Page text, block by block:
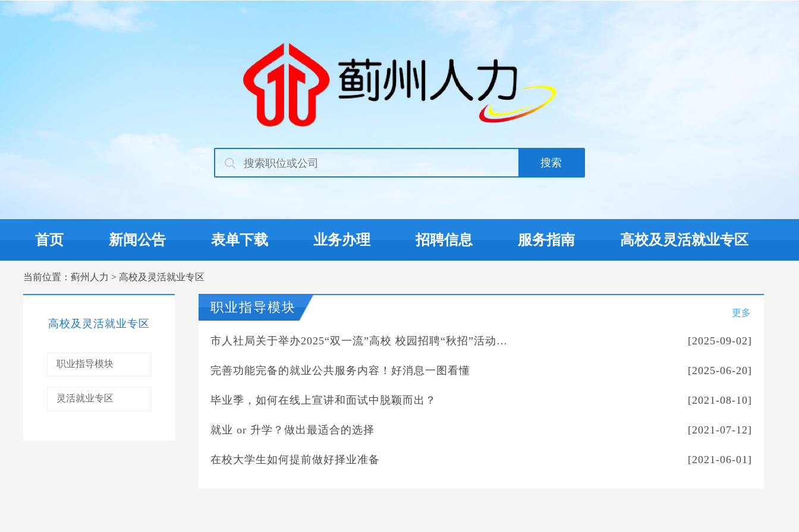
搜索
首页 新闻公告 表单下载 业务办理 招聘信息 服务指南 高校及灵活就业专区
当前位置： 蓟州人力 > 高校及灵活就业专区
高校及灵活就业专区
· 职业指导模块
· 灵活就业专区
职业指导模块 更多
市人社局关于举办2025“双一流”高校 校园招聘“秋招”活动的通知 [2025-09-02]
完善功能完备的就业公共服务内容！好消息一图看懂 [2025-06-20]
毕业季，如何在线上宣讲和面试中脱颖而出？ [2021-08-10]
就业 or 升学？做出最适合的选择 [2021-07-12]
在校大学生如何提前做好择业准备 [2021-06-01]